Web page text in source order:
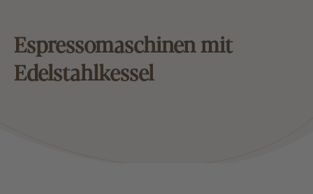
Espressomaschinen mit
Edelstahlkessel